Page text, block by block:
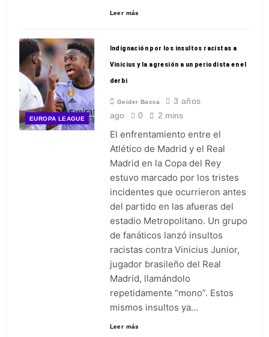
Leer más
EUROPA LEAGUE
Indignación por los insultos racistas a
Vinicius y la agresión a un periodista en el
derbi
Geider Bacca
3 años
ago
0 2 mins
El enfrentamiento entre el
Atlético de Madrid y el Real
Madrid en la Copa del Rey
estuvo marcado por los tristes
incidentes que ocurrieron antes
del partido en las afueras del
estadio Metropolitano. Un grupo
de fanáticos lanzó insultos
racistas contra Vinicius Junior,
jugador brasileño del Real
Madrid, llamándolo
repetidamente “mono”. Estos
mismos insultos ya…
Leer más